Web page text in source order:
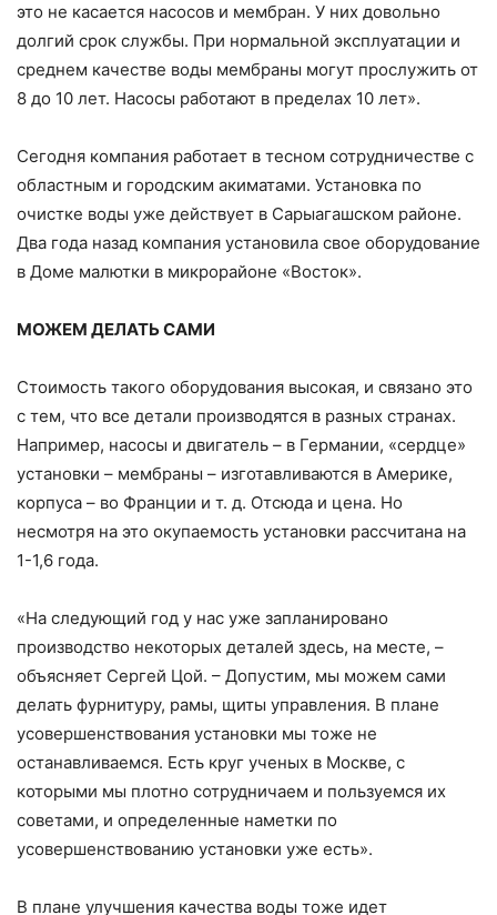
это не касается насосов и мембран. У них довольно
долгий срок службы. При нормальной эксплуатации и
среднем качестве воды мембраны могут прослужить от
8 до 10 лет. Насосы работают в пределах 10 лет».
Сегодня компания работает в тесном сотрудничестве с
областным и городским акиматами. Установка по
очистке воды уже действует в Сарыагашском районе.
Два года назад компания установила свое оборудование
в Доме малютки в микрорайоне «Восток».
МОЖЕМ ДЕЛАТЬ САМИ
Стоимость такого оборудования высокая, и связано это
с тем, что все детали производятся в разных странах.
Например, насосы и двигатель – в Германии, «сердце»
установки – мембраны – изготавливаются в Америке,
корпуса – во Франции и т. д. Отсюда и цена. Но
несмотря на это окупаемость установки рассчитана на
1-1,6 года.
«На следующий год у нас уже запланировано
производство некоторых деталей здесь, на месте, –
объясняет Сергей Цой. – Допустим, мы можем сами
делать фурнитуру, рамы, щиты управления. В плане
усовершенствования установки мы тоже не
останавливаемся. Есть круг ученых в Москве, с
которыми мы плотно сотрудничаем и пользуемся их
советами, и определенные наметки по
усовершенствованию установки уже есть».
В плане улучшения качества воды тоже идет